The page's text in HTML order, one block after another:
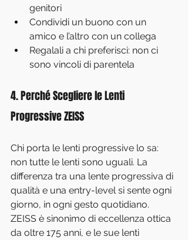
genitori
Condividi un buono con un
amico e l’altro con un collega
Regalali a chi preferisci: non ci
sono vincoli di parentela
4. Perché Scegliere le Lenti
Progressive ZEISS
Chi porta le lenti progressive lo sa:
non tutte le lenti sono uguali. La
differenza tra una lente progressiva di
qualità e una entry-level si sente ogni
giorno, in ogni gesto quotidiano.
ZEISS è sinonimo di eccellenza ottica
da oltre 175 anni, e le sue lenti